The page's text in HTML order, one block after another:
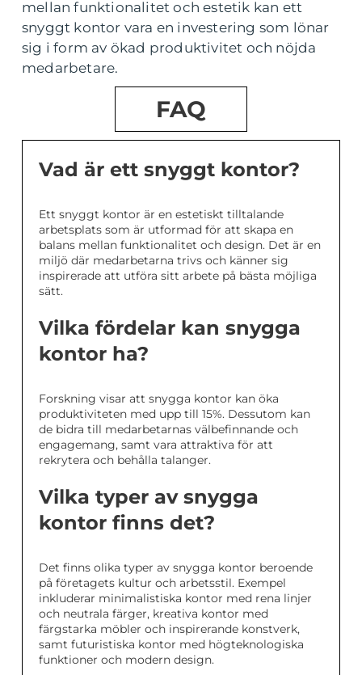
mellan funktionalitet och estetik kan ett
snyggt kontor vara en investering som lönar
sig i form av ökad produktivitet och nöjda
medarbetare.
FAQ
Vad är ett snyggt kontor?
Ett snyggt kontor är en estetiskt tilltalande
arbetsplats som är utformad för att skapa en
balans mellan funktionalitet och design. Det är en
miljö där medarbetarna trivs och känner sig
inspirerade att utföra sitt arbete på bästa möjliga
sätt.
Vilka fördelar kan snygga
kontor ha?
Forskning visar att snygga kontor kan öka
produktiviteten med upp till 15%. Dessutom kan
de bidra till medarbetarnas välbefinnande och
engagemang, samt vara attraktiva för att
rekrytera och behålla talanger.
Vilka typer av snygga
kontor finns det?
Det finns olika typer av snygga kontor beroende
på företagets kultur och arbetsstil. Exempel
inkluderar minimalistiska kontor med rena linjer
och neutrala färger, kreativa kontor med
färgstarka möbler och inspirerande konstverk,
samt futuristiska kontor med högteknologiska
funktioner och modern design.